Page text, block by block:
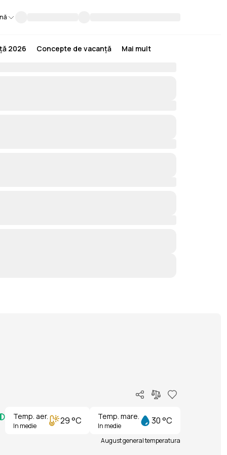
2026 Concepte de vacanță Mai mult
Temp. aer.
In medie 29 °C Temp. mare.
In medie 30 °C
August general temperatura